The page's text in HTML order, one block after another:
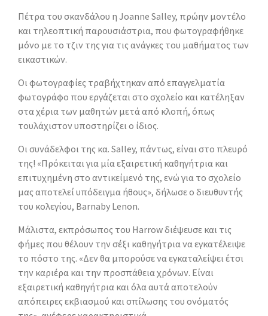
Πέτρα του σκανδάλου η Joanne Salley, πρώην μοντέλο
και τηλεοπτική παρουσιάστρια, που φωτογραφήθηκε
μόνο με το τζιν της για τις ανάγκες του μαθήματος των
εικαστικών.
Οι φωτογραφίες τραβήχτηκαν από επαγγελματία
φωτογράφο που εργάζεται στο σχολείο και κατέληξαν
στα χέρια των μαθητών μετά από κλοπή, όπως
τουλάχιστον υποστηρίζει ο ίδιος.
Οι συνάδελφοι της κα. Salley, πάντως, είναι στο πλευρό
της! «Πρόκειται για μία εξαιρετική καθηγήτρια και
επιτυχημένη στο αντικείμενό της, ενώ για το σχολείο
μας αποτελεί υπόδειγμα ήθους», δήλωσε ο διευθυντής
του κολεγίου, Barnaby Lenon.
Μάλιστα, εκπρόσωπος του Harrow διέψευσε και τις
φήμες που θέλουν την σέξι καθηγήτρια να εγκατέλειψε
το πόστο της. «Δεν θα μπορούσε να εγκαταλείψει έτσι
την καριέρα και την προσπάθεια χρόνων. Είναι
εξαιρετική καθηγήτρια και όλα αυτά αποτελούν
απόπειρες εκβιασμού και σπίλωσης του ονόματός